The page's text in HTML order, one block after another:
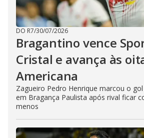
DO R7/30/07/2026
Bragantino vence
Cristal e avança às
Americana
Zagueiro Pedro Henrique marcou o
em Bragança Paulista após rival ficar
menos